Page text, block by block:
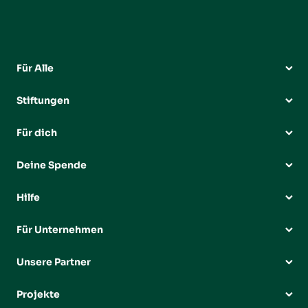
Für Alle
Stiftungen
Für dich
Deine Spende
Hilfe
Für Unternehmen
Unsere Partner
Projekte